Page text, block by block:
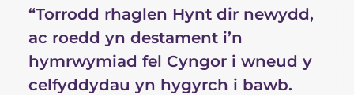
“Torrodd rhaglen Hynt dir newydd,
ac roedd yn destament i’n
hymrwymiad fel Cyngor i wneud y
celfyddydau yn hygyrch i bawb.